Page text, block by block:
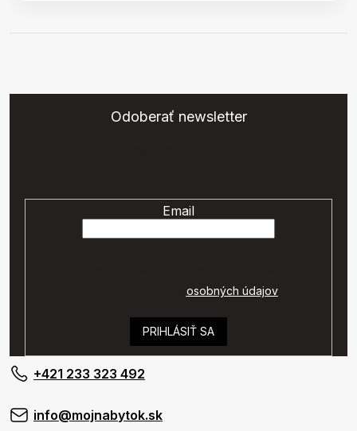
Odoberať newsletter
Email
osobných údajov.
PRIHLÁSIŤ SA
+421 233 323 492
info@mojnabytok.sk